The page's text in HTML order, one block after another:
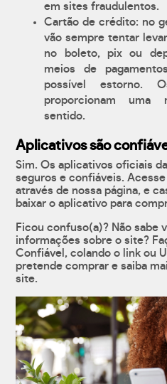
em sites fraudulentos.
Cartão de crédito: no
vão sempre tentar
no boleto, pix ou
meios de
possível estorno.
proporcionam uma
sentido.
Aplicativos são
Sim. Os aplicativos oficiais
seguros e confiáveis.
através de nossa página, e
baixar o aplicativo para
Ficou confuso(a)? Não sabe
informações sobre o site?
Confiável, colando o link ou
pretende comprar e saiba
site.